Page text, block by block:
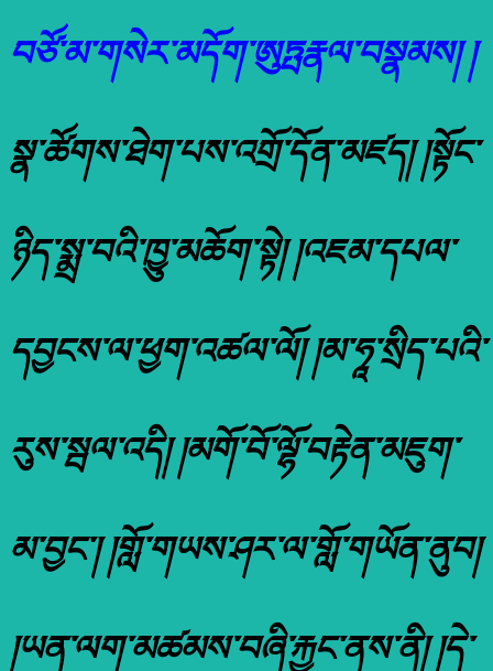
བཙོ་མ་གསེར་མདོག་ཨུཏྤརྣལ་བསྣམས། །
སྣ་ཚོགས་ཐེག་པས་འགྲོ་དོན་མཛད། །སྟོང་
ཉིད་སྨྲ་བའི་ཁྱུ་མཆོག་སྟེ། །འཇམ་དཔལ་
དབྱངས་ལ་ཕྱག་འཚལ་ལོ། །མ་ཧཱ་སྲིད་པའི་
རུས་སྦལ་འདི། །མགོ་བོ་ལྷོ་བརྟེན་མཇུག་
མ་བྱང་། །གློ་གཡས་ཤར་ལ་གློ་གཡོན་ནུབ།
།ཡན་ལག་མཚམས་བཞི་རྐྱང་ནས་ནི། །དེ་